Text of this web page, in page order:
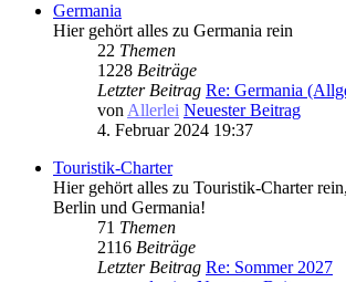
Germania
Hier gehört alles zu Germania rein
22 Themen
1228 Beiträge
Letzter Beitrag Re: Germania
von Allerlei Neuester Beitrag
4. Februar 2024 19:37
Touristik-Charter
Hier gehört alles zu Touristik-Charter
Berlin und Germania!
71 Themen
2116 Beiträge
Letzter Beitrag Re: Sommer 2027